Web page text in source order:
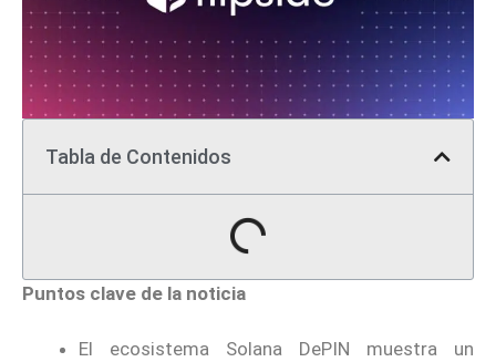
Tabla de Contenidos
Puntos clave de la noticia
El ecosistema Solana DePIN muestra un